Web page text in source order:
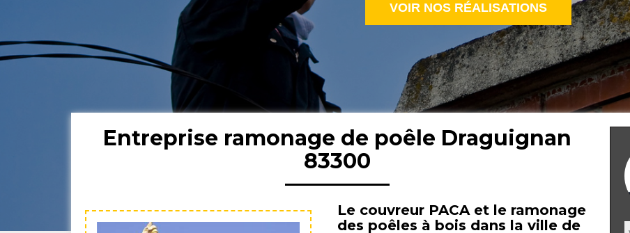
VOIR NOS RÉALISATIONS
Entreprise ramonage de poêle Draguignan
83300
Le couvreur PACA et le ramonage
des poêles à bois dans la ville de